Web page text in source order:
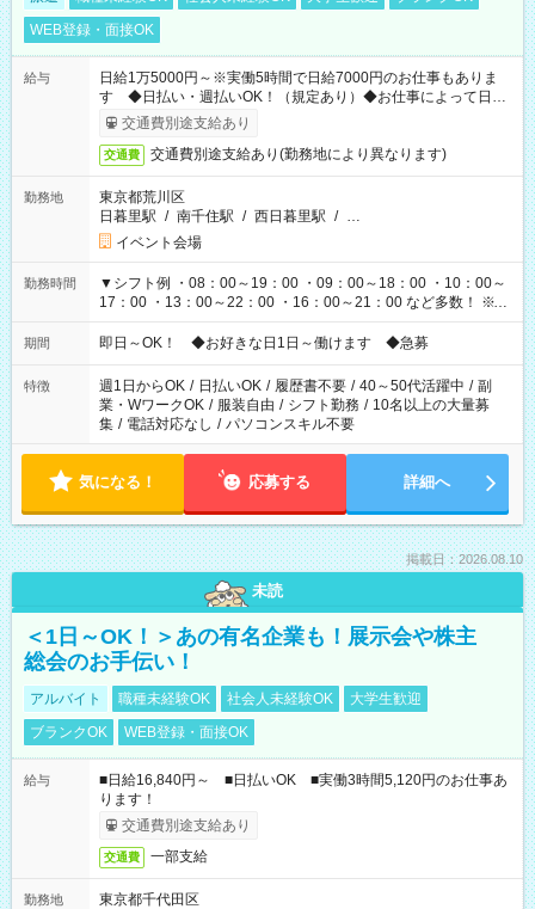
WEB登録・面接OK
給与
日給1万5000円～※実働5時間で日給7000円のお仕事もありま
す ◆日払い・週払いOK！（規定あり）◆お仕事によって日給
も異なります
交通費別途支給あり
交通費 交通費別途支給あり(勤務地により異なります)
勤務地
東京都荒川区
日暮里駅 / 南千住駅 / 西日暮里駅 / …
イベント会場
勤務時間
▼シフト例 ・08：00～19：00 ・09：00～18：00 ・10：00～
17：00 ・13：00～22：00 ・16：00～21：00 など多数！ ※お
仕事により勤務時間が異なります
期間 即日～OK！ ◆お好きな日1日～働けます ◆急募
特徴 週1日からOK / 日払いOK / 履歴書不要 / 40～50代活躍中 / 副
業・WワークOK / 服装自由 / シフト勤務 / 10名以上の大量募
集 / 電話対応なし / パソコンスキル不要
気になる！ 応募する 詳細へ
掲載日：2026.08.10
未読
＜1日～OK！＞あの有名企業も！展示会や株主
総会のお手伝い！
アルバイト 職種未経験OK 社会人未経験OK
大学生歓迎
ブランクOK
WEB登録・面接OK
給与
■日給16,840円～ ■日払いOK ■実働3時間5,120円のお仕事あ
ります！
交通費別途支給あり
交通費 一部支給
勤務地
東京都千代田区